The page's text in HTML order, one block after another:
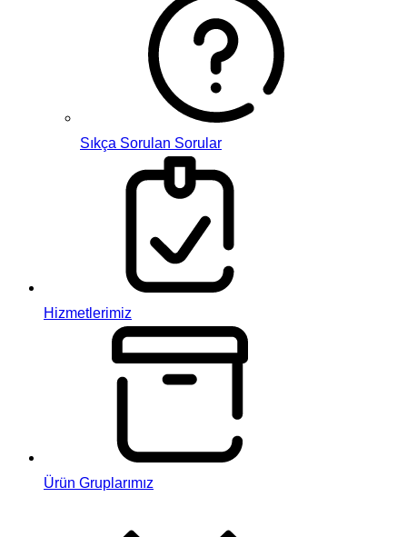
Sıkça Sorulan Sorular
Hizmetlerimiz
Ürün Gruplarımız